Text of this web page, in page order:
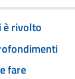
è rivolto
fare